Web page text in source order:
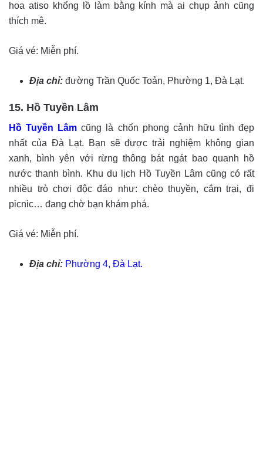
hoa atiso khổng lồ làm bằng kính mà ai chụp ảnh cũng
thích mê.
Giá vé: Miễn phí.
Địa chỉ: đường Trần Quốc Toản, Phường 1, Đà Lạt.
15. Hồ Tuyền Lâm
Hồ Tuyền Lâm cũng là chốn phong cảnh hữu tình đẹp
nhất của Đà Lạt. Bạn sẽ được trải nghiệm không gian
xanh, bình yên với rừng thông bát ngát bao quanh hồ
nước thanh bình. Khu du lịch Hồ Tuyền Lâm cũng có rất
nhiều trò chơi độc đáo như: chèo thuyền, cắm trại, đi
picnic… đang chờ bạn khám phá.
Giá vé: Miễn phí.
Địa chỉ: Phường 4, Đà Lạt.